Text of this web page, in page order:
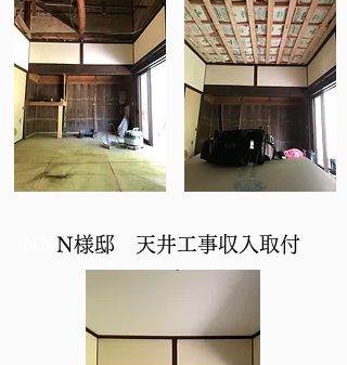
N様邸 天井工事収入取付